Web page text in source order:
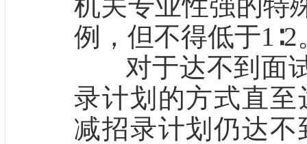
例，但不得低于1∶2
对于达不到面试
录计划的方式直至
减招录计划仍达不